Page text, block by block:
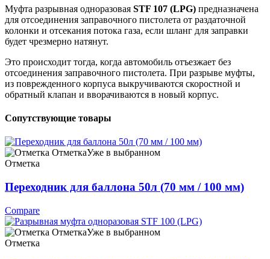
Муфта разрывная одноразовая STF 107 (LPG) предназначена
для отсоединения заправочного пистолета от раздаточной
колонки и отсекания потока газа, если шланг для заправки
будет чрезмерно натянут.
Это происходит тогда, когда автомобиль отъезжает без
отсоединения заправочного пистолета. При разрыве муфты,
из поврежденного корпуса выкручиваются скоростной и
обратный клапан и вворачиваются в новый корпус.
Сопутствующие товары
ОтметкаУже в выбранном
Отметка
Переходник для баллона 50л (70 мм / 100 мм)
Compare
ОтметкаУже в выбранном
Отметка